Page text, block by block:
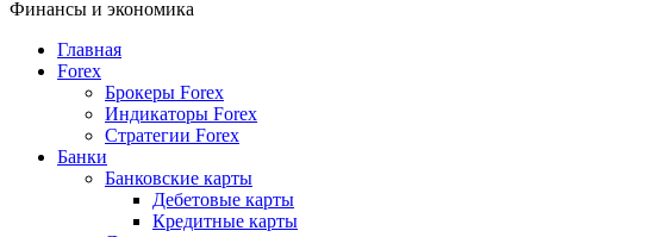
Финансы и экономика
Главная
Forex
Брокеры Forex
Индикаторы Forex
Стратегии Forex
Банки
Банковские карты
Дебетовые карты
Кредитные карты